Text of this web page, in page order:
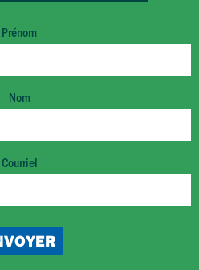
Prénom
Nom
Courriel